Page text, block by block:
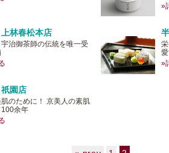
»
林春松本店
治御茶師の伝統を唯一受
»
園店
のために！ 京美人の素肌
100余年